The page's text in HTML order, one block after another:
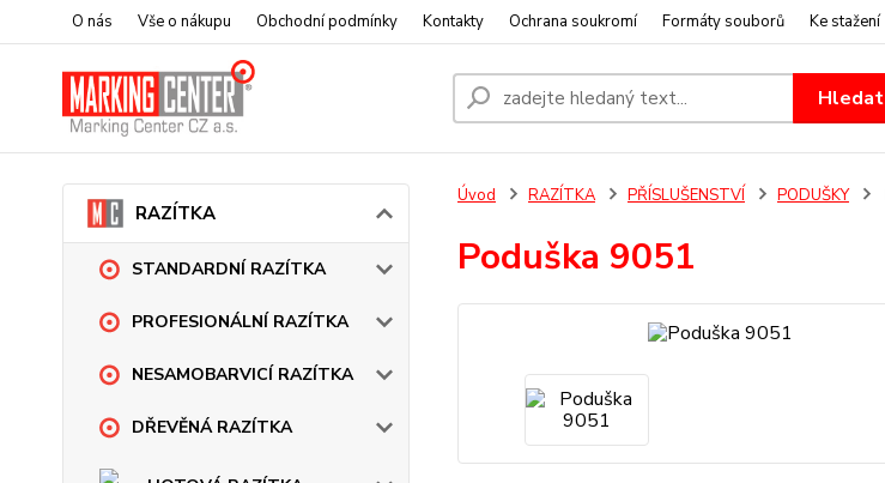
O nás Vše o nákupu Obchodní podmínky Kontakty Ochrana soukromí Formáty souborů Ke stažení
Hledat
RAZÍTKA
STANDARDNÍ RAZÍTKA
PROFESIONÁLNÍ RAZÍTKA
NESAMOBARVICÍ RAZÍTKA
DŘEVĚNÁ RAZÍTKA
Úvod RAZÍTKA PŘÍSLUŠENSTVÍ PODUŠKY
Poduška 9051